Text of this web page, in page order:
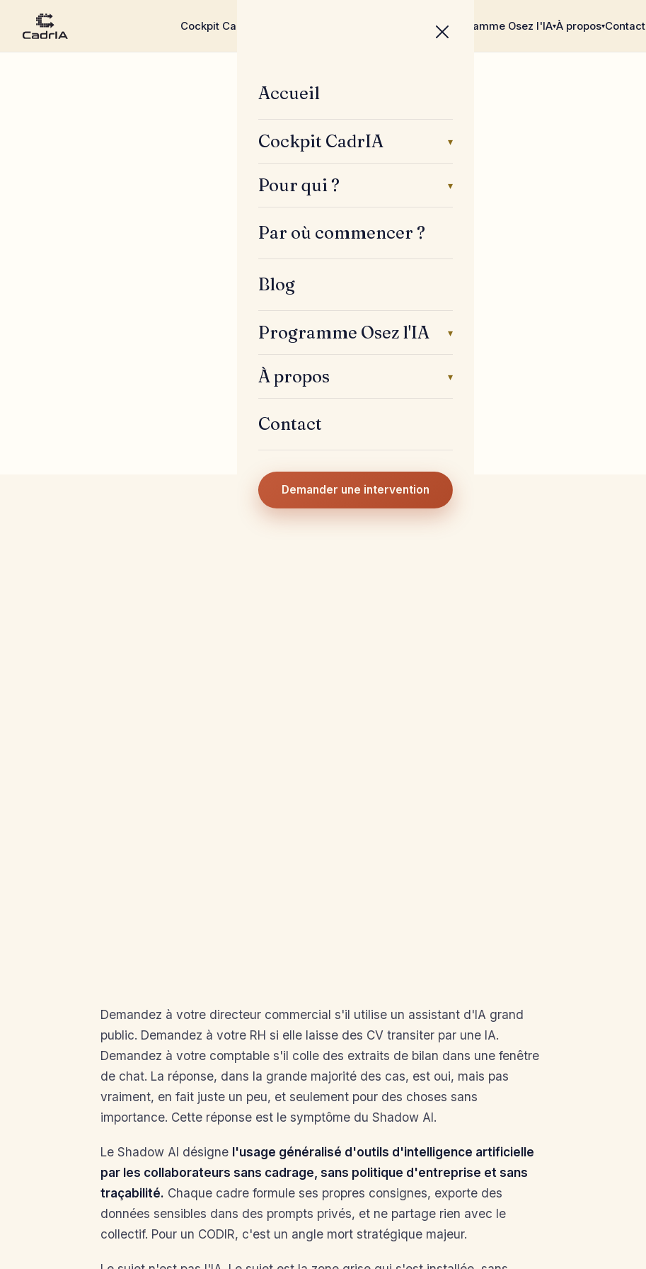
Cockpit CadrIA Blog Programme Osez l'IA▾À propos▾Contact
Accueil
Cockpit CadrIA ▾
Pour qui ? ▾
Par où commencer ?
Blog
Programme Osez l'IA ▾
À propos ▾
Contact
Demander une intervention
Demandez à votre directeur commercial s'il utilise un assistant d'IA grand
public. Demandez à votre RH si elle laisse des CV transiter par une IA.
Demandez à votre comptable s'il colle des extraits de bilan dans une fenêtre
de chat. La réponse, dans la grande majorité des cas, est oui, mais pas
vraiment, en fait juste un peu, et seulement pour des choses sans
importance. Cette réponse est le symptôme du Shadow AI.
Le Shadow AI désigne l'usage généralisé d'outils d'intelligence artificielle
par les collaborateurs sans cadrage, sans politique d'entreprise et sans
traçabilité. Chaque cadre formule ses propres consignes, exporte des
données sensibles dans des prompts privés, et ne partage rien avec le
collectif. Pour un CODIR, c'est un angle mort stratégique majeur.